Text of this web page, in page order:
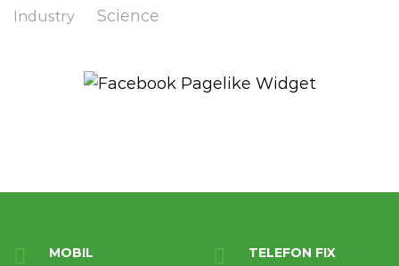
Industry Science
MOBIL TELEFON FIX